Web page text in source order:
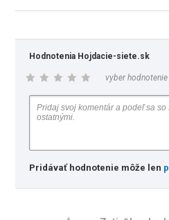
Hodnotenia Hojdacie-siete.sk
vyber hodnotenie
Pridávať hodnotenie môže len